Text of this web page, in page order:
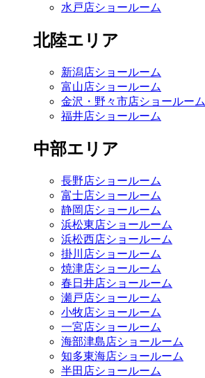
水戸店ショールーム
北陸エリア
新潟店ショールーム
富山店ショールーム
金沢・野々市店ショールーム
福井店ショールーム
中部エリア
長野店ショールーム
富士店ショールーム
静岡店ショールーム
浜松東店ショールーム
浜松西店ショールーム
掛川店ショールーム
焼津店ショールーム
春日井店ショールーム
瀬戸店ショールーム
小牧店ショールーム
一宮店ショールーム
海部津島店ショールーム
知多東海店ショールーム
半田店ショールーム